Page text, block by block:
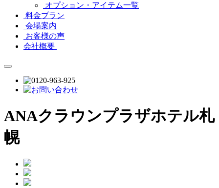
オプション・アイテム一覧
料金プラン
会場案内
お客様の声
会社概要
ANAクラウンプラザホテル札
幌